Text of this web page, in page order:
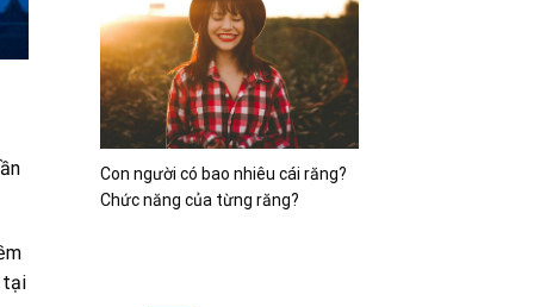
tại
Con người có bao nhiêu cái răng?
Chức năng của từng răng?